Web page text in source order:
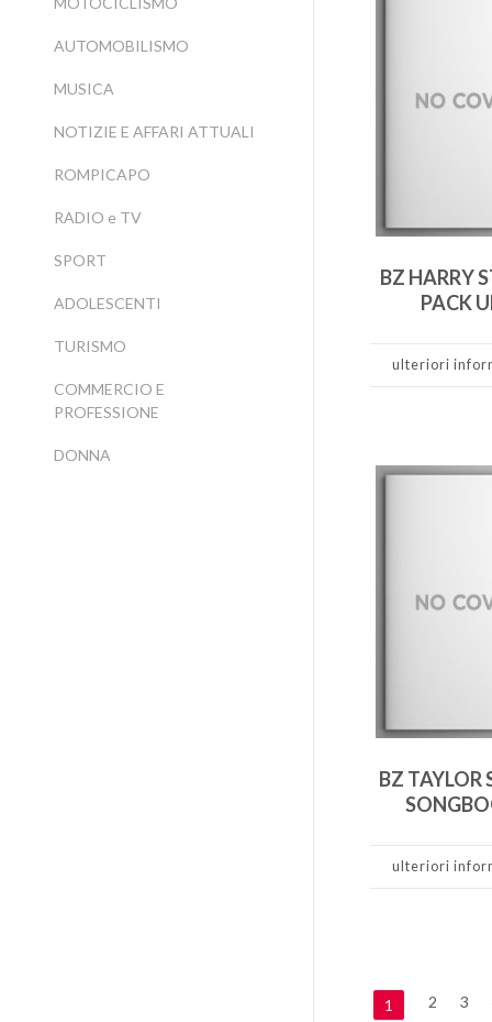
BZ HARRY
PACK
ulteriori
BZ TAYLOR
ulteriori
1 2 3
AUTOMOBILISMO
MUSICA
NOTIZIE E AFFARI ATTUALI
ROMPICAPO
RADIO e TV
SPORT
ADOLESCENTI
TURISMO
COMMERCIO E
PROFESSIONE
DONNA